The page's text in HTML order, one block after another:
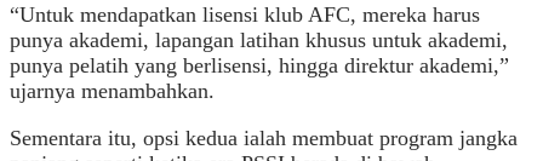
“Untuk mendapatkan lisensi klub AFC, mereka harus
punya akademi, lapangan latihan khusus untuk akademi,
punya pelatih yang berlisensi, hingga direktur akademi,”
ujarnya menambahkan.
Sementara itu, opsi kedua ialah membuat program jangka